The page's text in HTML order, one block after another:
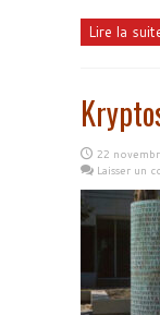
Lire la
22
Laisser un